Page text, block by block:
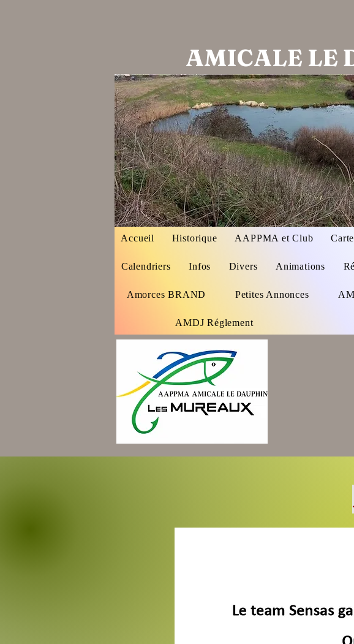
AMICALE LE
Accueil Historique AAPPMA et Club
Calendriers Infos Divers Animations
Amorces BRAND Petites Annonces
AMDJ Réglement